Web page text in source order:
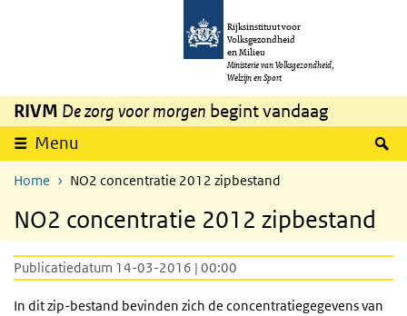
Overslaan en naar de inhoud gaan
Rijksinstituut voor
Volksgezondheid
en Milieu
Ministerie van Volksgezondheid,
Welzijn en Sport
RIVM De zorg voor morgen begint vandaag
Menu
Home NO2 concentratie 2012 zipbestand
NO2 concentratie 2012 zipbestand
Publicatiedatum 14-03-2016 | 00:00
In dit zip-bestand bevinden zich de concentratiegegevens van